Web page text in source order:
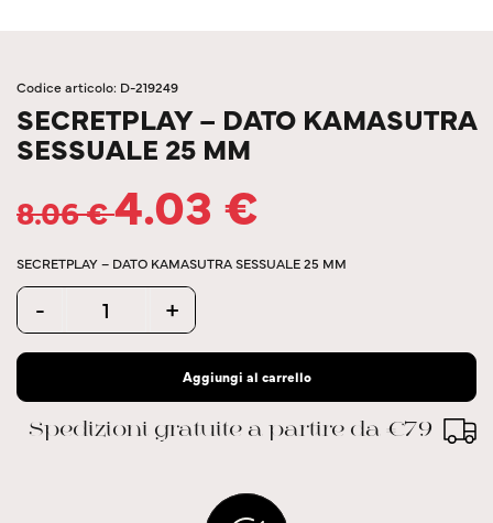
Codice articolo: D-219249
SECRETPLAY – DATO KAMASUTRA
SESSUALE 25 MM
8.06€4.03 €
SECRETPLAY – DATO KAMASUTRA SESSUALE 25 MM
Quantity
- +
Aggiungi al carrello
Spedizioni gratuite a partire da €79